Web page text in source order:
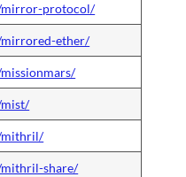
mirror-protocol/
ether/
mithril/
share/